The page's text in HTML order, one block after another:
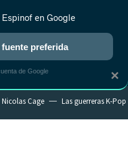
ANIME RANKINGS CINE
Nicolas Cage Las guerreras K-Pop
×
en Google
preferida
de Google